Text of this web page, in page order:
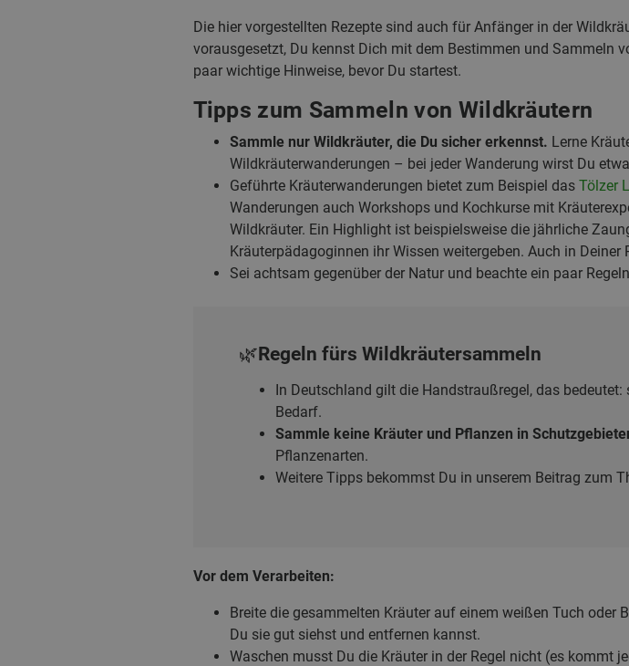
Die hier vorgestellten Rezepte sind auch für Anfänger in der
vorausgesetzt, Du kennst Dich mit dem Bestimmen und Sammeln
paar wichtige Hinweise, bevor Du startest.
Tipps zum Sammeln von Wildkräutern
Sammle nur Wildkräuter, die Du sicher erkennst. Lerne
Wildkräuterwanderungen – bei jeder Wanderung wirst Du
Geführte Kräuterwanderungen bietet zum Beispiel das Tölzer
Wanderungen auch Workshops und Kochkurse mit
Wildkräuter. Ein Highlight ist beispielsweise die jährliche
Kräuterpädagoginnen ihr Wissen weitergeben. Auch in
Sei achtsam gegenüber der Natur und beachte ein paar
🌿Regeln fürs Wildkräutersammeln
In Deutschland gilt die Handstraußregel, das
Bedarf.
Sammle keine Kräuter und Pflanzen in
Pflanzenarten.
Weitere Tipps bekommst Du in unserem Beitrag zum
Vor dem Verarbeiten:
Breite die gesammelten Kräuter auf einem weißen Tuch oder
Du sie gut siehst und entfernen kannst.
Waschen musst Du die Kräuter in der Regel nicht (es kommt